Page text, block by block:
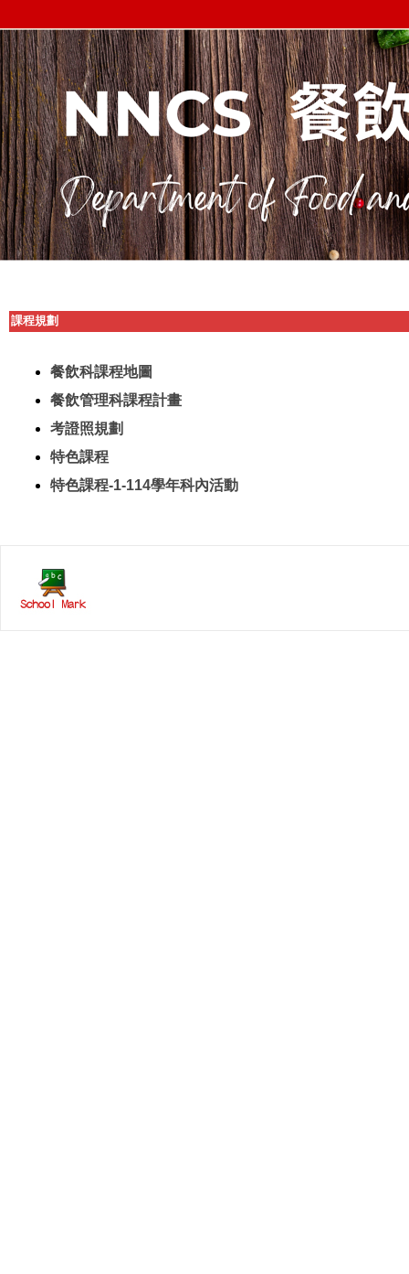
課程規劃
餐飲科課程地圖
餐飲管理科課程計畫
考證照規劃
特色課程
特色課程-1-114學年科內活動